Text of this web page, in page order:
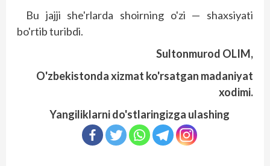
Bu jajji she'rlarda shoirning o'zi — shaxsiyati
bo'rtib turibdi.
Sultonmurod OLIM,
O'zbekistonda xizmat ko'rsatgan madaniyat
xodimi.
Yangiliklarni do'stlaringizga ulashing